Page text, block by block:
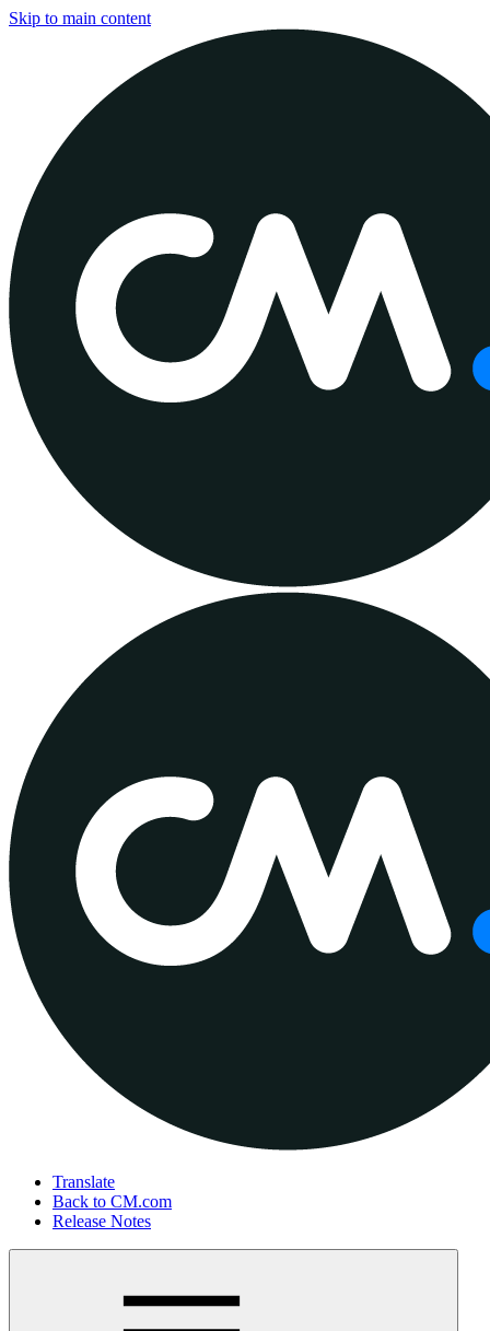
Skip to main content
Translate
Back to CM.com
Release Notes